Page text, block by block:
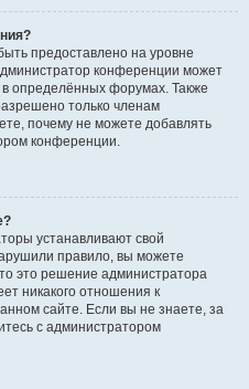
предоставлено на уровне
конференции может
определённых форумах. Также
только членам
почему не можете добавлять
конференции.
устанавливают свой
правило, вы можете
это решение администратора
никакого отношения к
сайте. Если вы не знаете, за
с администратором